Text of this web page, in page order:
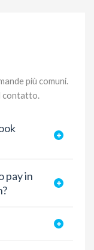
più comuni.
contatto.
pay in